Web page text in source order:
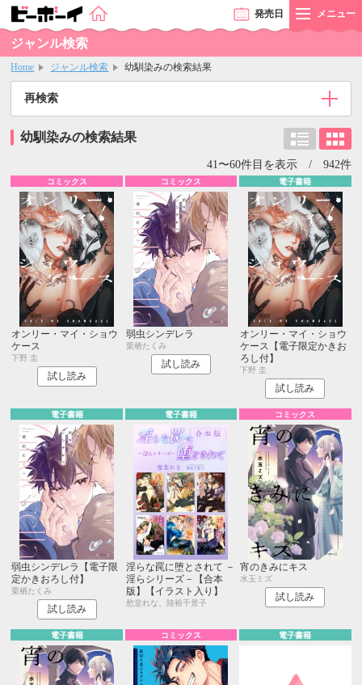
発売日 メニュー
ジャンル検索
Home ジャンル検索 幼馴染みの検索結果
再検索
幼馴染みの検索結果
41〜60件目を表示 / 942件
コミックス
オンリー・マイ・ショウ
ケース
下野 圭
試し読み
コミックス
弱虫シンデレラ
栗栖たくみ
試し読み
電子書籍
オンリー・マイ・ショウ
ケース【電子限定かきお
ろし付】
下野 圭
試し読み
電子書籍
弱虫シンデレラ【電子限
定かきおろし付】
栗栖たくみ
試し読み
電子書籍
淫らな罠に堕とされて －
淫らシリーズ－【合本
版】【イラスト入り】
愁堂れな、陸裕千景子
コミックス
宵のきみにキス
水玉ミズ
試し読み
電子書籍 コミックス 電子書籍